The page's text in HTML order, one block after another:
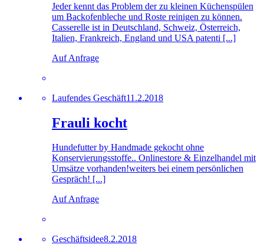
Jeder kennt das Problem der zu kleinen Küchenspülen
um Backofenbleche und Roste reinigen zu können.
Casserelle ist in Deutschland, Schweiz, Österreich,
Italien, Frankreich, England und USA patenti [...]
Auf Anfrage
Laufendes Geschäft11.2.2018
Frauli kocht
Hundefutter by Handmade gekocht ohne
Konservierungsstoffe.. Onlinestore & Einzelhandel mit
Umsätze vorhanden!weiters bei einem persönlichen
Gespräch! [...]
Auf Anfrage
Geschäftsidee8.2.2018